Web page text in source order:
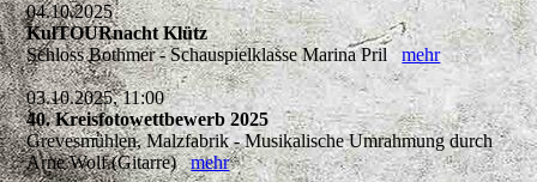
04.10.2025
KulTOURnacht Klütz
Schloss Bothmer - Schauspielklasse Marina Prilmehr
03.10.2025, 11:00
40. Kreisfotowettbewerb 2025
Grevesmühlen, Malzfabrik - Musikalische Umrahmung durch
Arne Wolf (Gitarre)mehr